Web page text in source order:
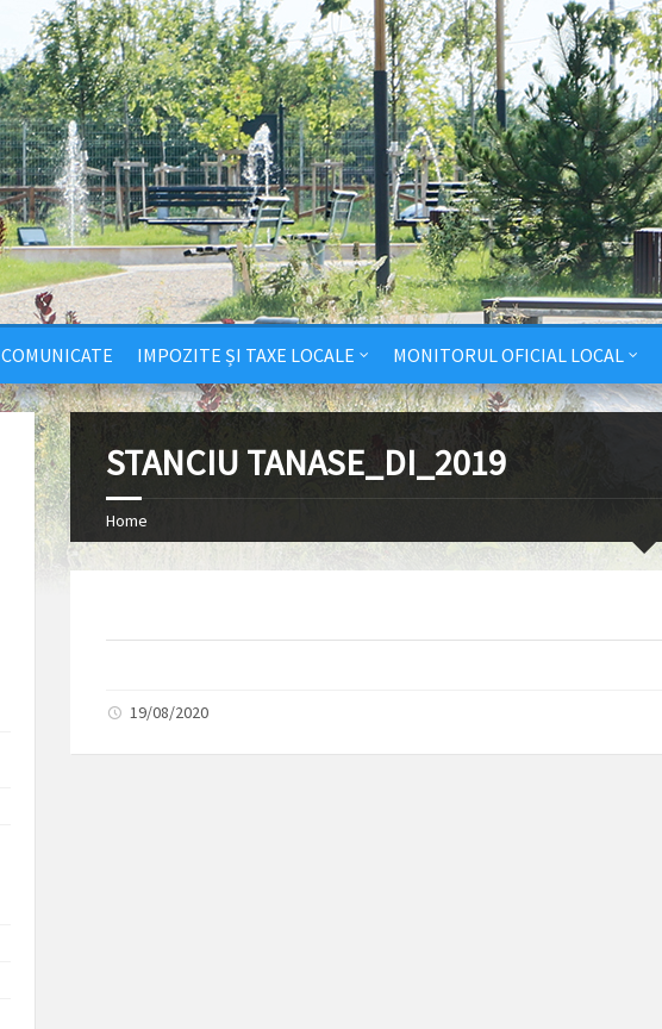
COMUNICATE IMPOZITE ȘI TAXE LOCALE MONITORUL OFICIAL LOCAL
STANCIU TANASE_DI_2019
Home
19/08/2020